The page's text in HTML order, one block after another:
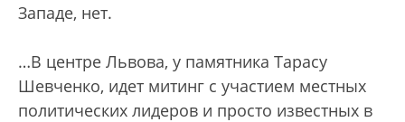
Западе, нет.
…В центре Львова, у памятника Тарасу
Шевченко, идет митинг с участием местных
политических лидеров и просто известных в